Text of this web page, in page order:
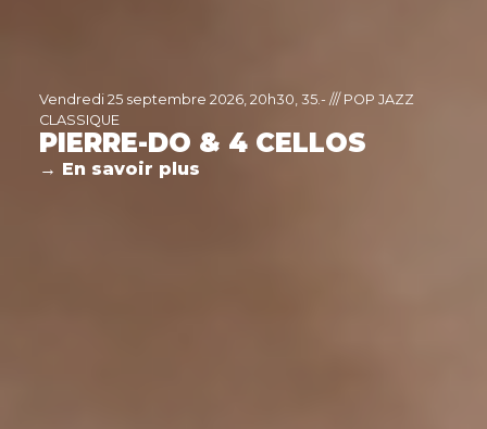
Vendredi 25 septembre 2026, 20h30, 35.- /// POP JAZZ
CLASSIQUE
PIERRE-DO & 4 CELLOS
→ En savoir plus